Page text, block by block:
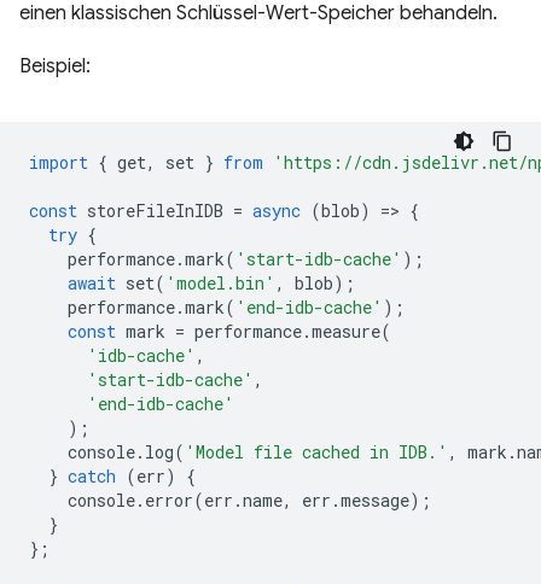
einen klassischen Schlüssel-Wert-Speicher behandeln.
Beispiel:
import { get, set } from 'https://cdn.jsdelivr.net/
const storeFileInIDB = async (blob) => {
try {
performance.mark( 'start-idb-cache' );
await set( 'model.bin' , blob);
performance.mark( 'end-idb-cache' );
const mark = performance.measure(
'idb-cache' ,
'start-idb-cache' ,
'end-idb-cache'
);
console. log( 'Model file cached in IDB.' , mark .
} catch (err)
{
console. error(err .name, err .message);
}
};